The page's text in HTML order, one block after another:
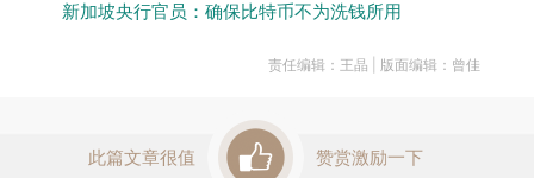
新加坡央行官员：确保比特币不为洗钱所用
责任编辑：王晶 | 版面编辑：曾佳
此篇文章很值 赞赏激励一下